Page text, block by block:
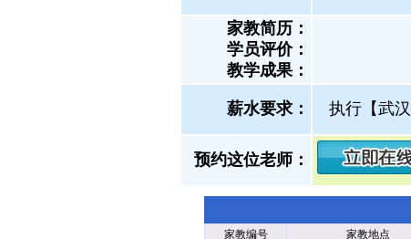
家教简历：
学员评价：
教学成果：
薪水要求： 执行【武
预约这位老师：
家教编号 家教地点